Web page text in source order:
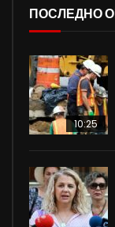
ПОСЛЕДНО
10:25